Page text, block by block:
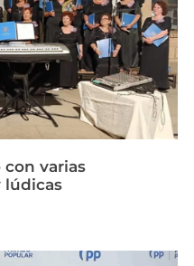
con varias
lúdicas